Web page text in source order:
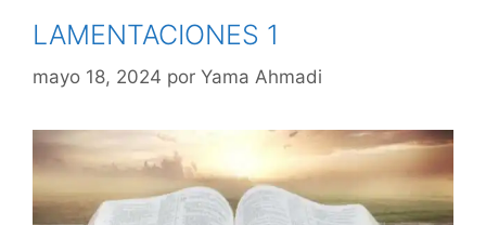
LAMENTACIONES 1
mayo 18, 2024 por Yama Ahmadi